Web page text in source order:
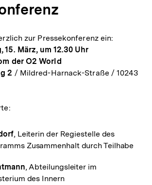
zur Pressekonferenz ein:
15. März, um 12.30 Uhr
der O2 World
2 / Mildred-Harnack-Straße / 10243
, Leiterin der Regiestelle des
Zusammenhalt durch Teilhabe
, Abteilungsleiter im
des Innern